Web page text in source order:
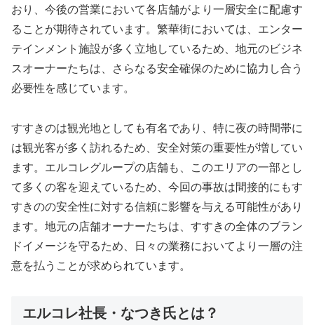
おり、今後の営業において各店舗がより一層安全に配慮す
ることが期待されています。繁華街においては、エンター
テインメント施設が多く立地しているため、地元のビジネ
スオーナーたちは、さらなる安全確保のために協力し合う
必要性を感じています。
すすきのは観光地としても有名であり、特に夜の時間帯に
は観光客が多く訪れるため、安全対策の重要性が増してい
ます。エルコレグループの店舗も、このエリアの一部とし
て多くの客を迎えているため、今回の事故は間接的にもす
すきのの安全性に対する信頼に影響を与える可能性があり
ます。地元の店舗オーナーたちは、すすきの全体のブラン
ドイメージを守るため、日々の業務においてより一層の注
意を払うことが求められています。
エルコレ社長・なつき氏とは？